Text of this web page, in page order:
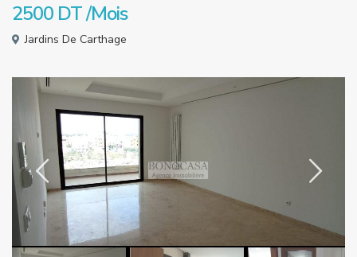
2500 DT/Mois
Jardins De Carthage